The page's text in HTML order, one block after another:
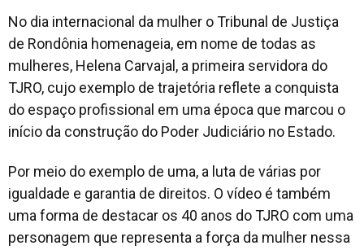
No dia internacional da mulher o Tribunal de Justiça
de Rondônia homenageia, em nome de todas as
mulheres, Helena Carvajal, a primeira servidora do
TJRO, cujo exemplo de trajetória reflete a conquista
do espaço profissional em uma época que marcou o
início da construção do Poder Judiciário no Estado.
Por meio do exemplo de uma, a luta de várias por
igualdade e garantia de direitos. O vídeo é também
uma forma de destacar os 40 anos do TJRO com uma
personagem que representa a força da mulher nessa